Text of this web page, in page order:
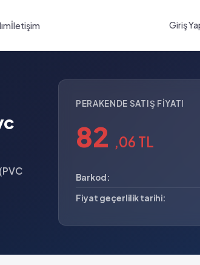
İletişim Giriş
PERAKENDE SATIŞ FIYATI
82 ,06 TL
Barkod:
Fiyat geçerlilik tarihi: